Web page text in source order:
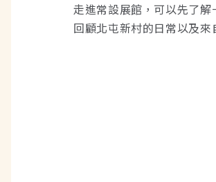
走進常設展館，可以先了
回顧北屯新村的日常以及